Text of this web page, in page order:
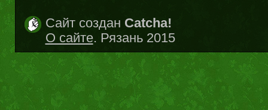
Сайт создан Catcha!
О сайте. Рязань 2015